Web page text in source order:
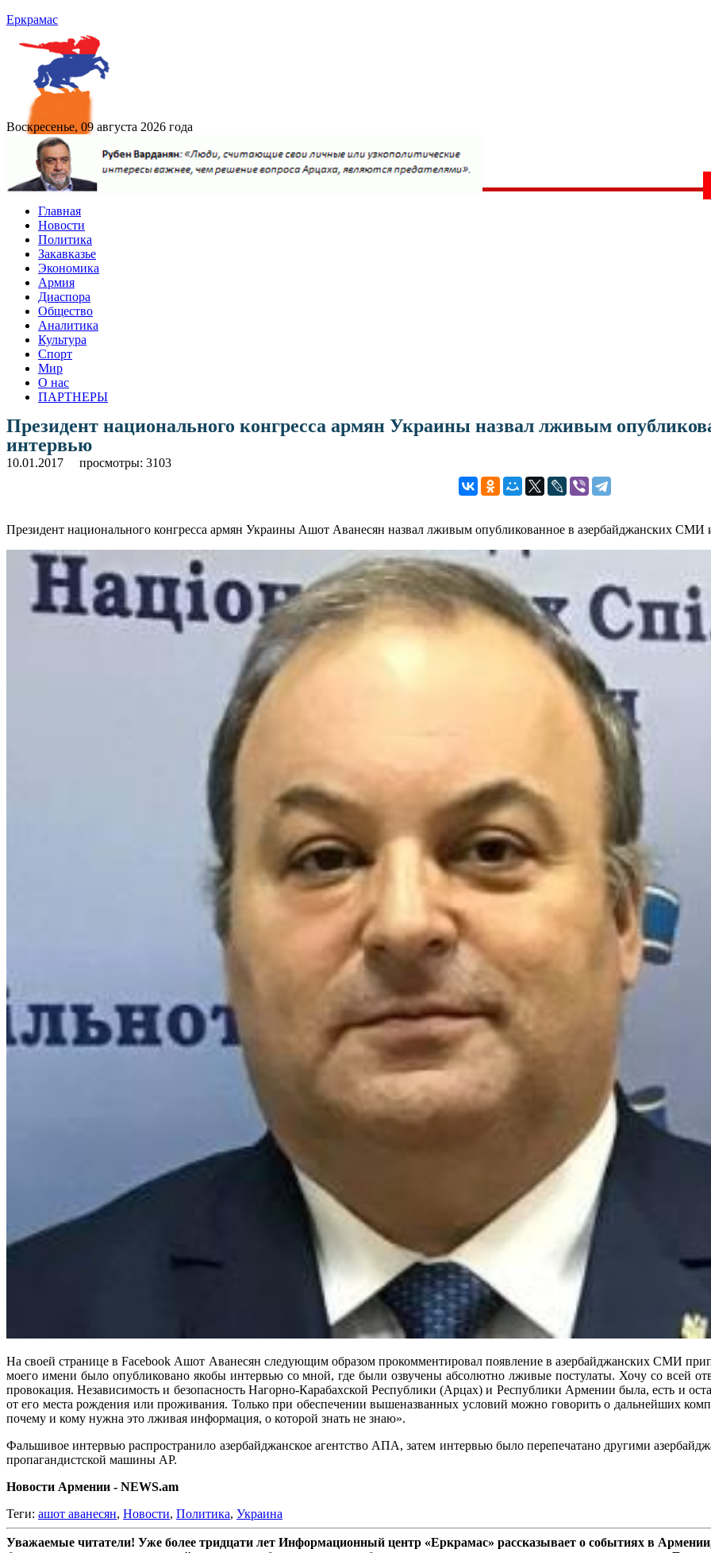
Еркрамас
Воскресенье, 09 августа 2026 года
Главная
Новости
Политика
Закавказье
Экономика
Армия
Диаспора
Общество
Аналитика
Культура
Спорт
Мир
О нас
ПАРТНЕРЫ
Президент национального конгресса армян Украины назвал лживым
интервью
10.01.2017 просмотры: 3103
Президент национального конгресса армян Украины Ашот Аванесян назвал лживым опубликованное в азербайджанских СМИ
На своей странице в Facebook Ашот Аванесян следующим образом прокомментировал появление в азербайджанских СМИ
моего имени было опубликовано якобы интервью со мной, где были озвучены абсолютно лживые постулаты. Хочу со всей
провокация. Независимость и безопасность Нагорно-Карабахской Республики (Арцах) и Республики Армении была, есть и
от его места рождения или проживания. Только при обеспечении вышеназванных условий можно говорить о дальнейших
почему и кому нужна это лживая информация, о которой знать не знаю».
Фальшивое интервью распространило азербайджанское агентство АПА, затем интервью было перепечатано другими
пропагандистской машины АР.
Новости Армении - NEWS.am
Теги: ашот аванесян, Новости, Политика, Украина
Уважаемые читатели! Уже более тридцати лет Информационный центр «Еркрамас» рассказывает о событиях в